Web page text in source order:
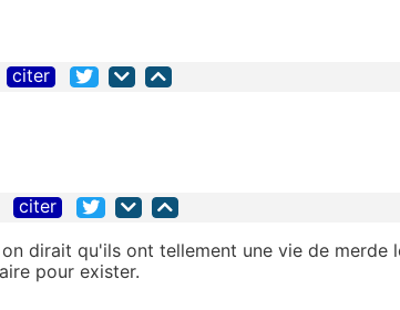
citer
citer
dirait qu'ils ont tellement une vie de merde
pour exister.